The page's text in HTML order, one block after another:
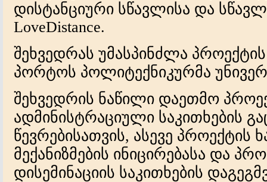
დისტანციური სწავლისა და
LoveDistance.
შეხვედრას უმასპინძლა
პორტოს პოლიტექნიკურმა
შეხვედრის ნაწილი დაეთმო
ადმინისტრაციული საკითხების
წევრებისათვის, ასევე პროექტის
მექანიზმების ინიცირებასა და
დისემინაციის საკითხების